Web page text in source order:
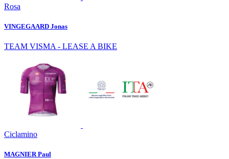
Rosa
VINGEGAARD Jonas
TEAM VISMA - LEASE A BIKE
Ciclamino
MAGNIER Paul